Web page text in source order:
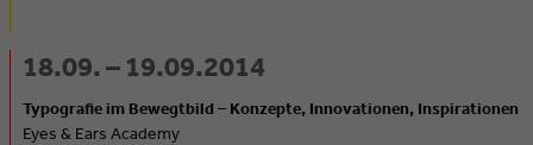
18.09. – 19.09.2014
Typografie im Bewegtbild – Konzepte, Innovationen, Inspirationen
Eyes & Ears Academy